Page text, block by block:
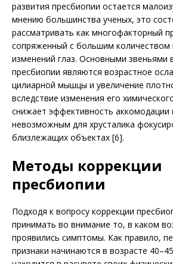
развития пресбиопии остается
мнению большинства ученых, это
рассматривать как многофакторный
сопряженный с большим количеством
изменений глаз. Основными звеньями
пресбиопии являются возрастное
цилиарной мышцы и увеличение
вследствие изменения его
снижает эффективность аккомодации
невозможным для хрусталика
близлежащих объектах [6].
Методы коррекции
пресбиопии
Подходя к вопросу коррекции
принимать во внимание то, в каком
проявились симптомы. Как правило,
признаки начинаются в возрасте